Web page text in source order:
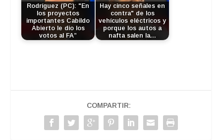
Rodríguez (PC): "En
los proyectos
importantes Cabildo
Abierto le dio los
votos al FA”
Hay cinco señales en
contra" de los
vehículos eléctricos y
porque los autos a
nafta salen la…
COMPARTIR: